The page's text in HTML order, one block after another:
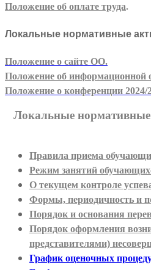
Положение об оплате труда.
Локальные нормативные
Положение о сайте ОО.
Положение об информационной
Положение о конференции 2024/
Локальные нормативные
Правила приема
Режим занятий
О текущем контроле
Формы, периодичность и
Порядок и основания
Порядок оформления
представителями)
График оценочных